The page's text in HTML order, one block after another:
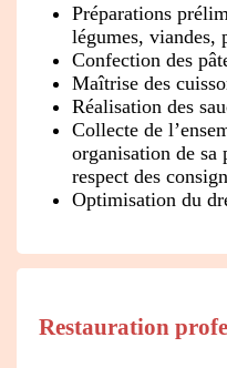
Préparations
légumes, viandes,
Confection des
Maîtrise des
Réalisation des
Collecte de
organisation de
respect des
Optimisation du
Restauration